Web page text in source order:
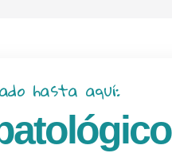
hasta aquí: